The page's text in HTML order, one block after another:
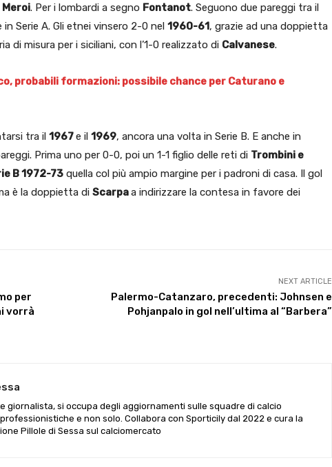
Meroi. Per i lombardi a segno Fontanot. Seguono due pareggi tra il
in Serie A. Gli etnei vinsero 2-0 nel 1960-61, grazie ad una doppietta
di misura per i siciliani, con l’1-0 realizzato di Calvanese.
probabili formazioni: possibile chance per Caturano e
tra il 1967e il 1969, ancora una volta in Serie B. E anche in
Prima uno per 0-0, poi un 1-1 figlio delle reti di Trombini e
B 1972-73 quella col più ampio margine per i padroni di casa. Il gol
è la doppietta di Scarpaa indirizzare la contesa in favore dei
per
vorrà
NEXT ARTICLE
Palermo-Catanzaro, precedenti: Johnsen e
Pohjanpalo in gol nell’ultima al “Barbera”
giornalista, si occupa degli aggiornamenti sulle squadre di calcio
e non solo. Collabora con Sporticily dal 2022 e cura la
Pillole di Sessa sul calciomercato